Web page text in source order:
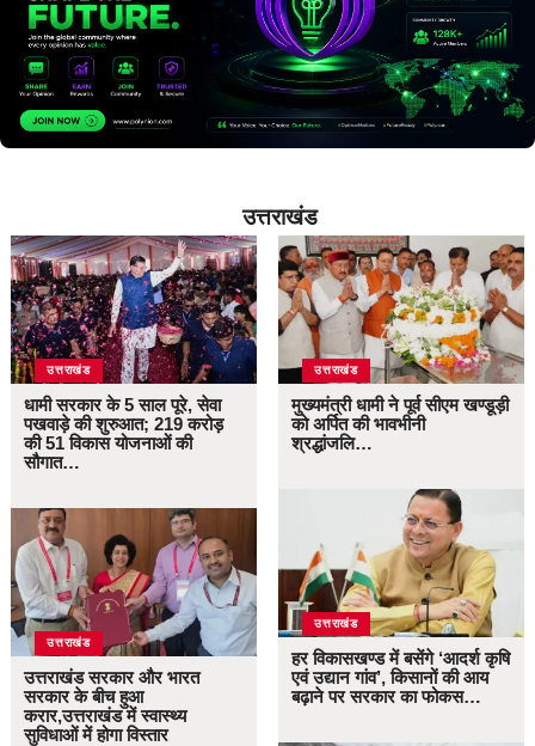
उत्तराखंड
उत्तराखंड
धामी सरकार के 5 साल पूरे, सेवा
पखवाड़े की शुरुआत; 219 करोड़
की 51 विकास योजनाओं की
सौगात…
उत्तराखंड
उत्तराखंड सरकार और भारत
सरकार के बीच हुआ
करार,उत्तराखंड में स्वास्थ्य
सुविधाओं में होगा विस्तार
उत्तराखंड
मुख्यमंत्री धामी ने पूर्व सीएम खण्डूड़ी
को अर्पित की भावभीनी
श्रद्धांजलि…
उत्तराखंड
हर विकासखण्ड में बसेंगे ‘आदर्श कृषि
एवं उद्यान गांव’, किसानों की आय
बढ़ाने पर सरकार का फोकस…